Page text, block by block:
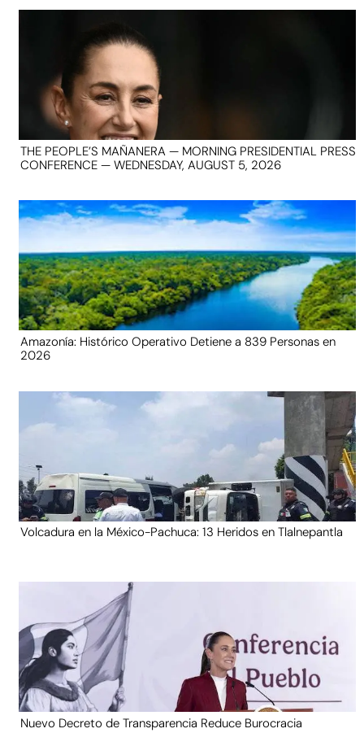
THE PEOPLE’S MAÑANERA — MORNING PRESIDENTIAL PRESS
CONFERENCE — WEDNESDAY, AUGUST 5, 2026
Amazonía: Histórico Operativo Detiene a 839 Personas en
2026
Volcadura en la México-Pachuca: 13 Heridos en Tlalnepantla
Nuevo Decreto de Transparencia Reduce Burocracia